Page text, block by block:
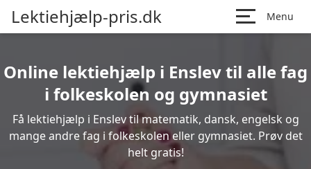
Lektiehjælp-pris.dk Menu
Online lektiehjælp i Enslev til alle fag
i folkeskolen og gymnasiet
Få lektiehjælp i Enslev til matematik, dansk, engelsk og
mange andre fag i folkeskolen eller gymnasiet. Prøv det
helt gratis!